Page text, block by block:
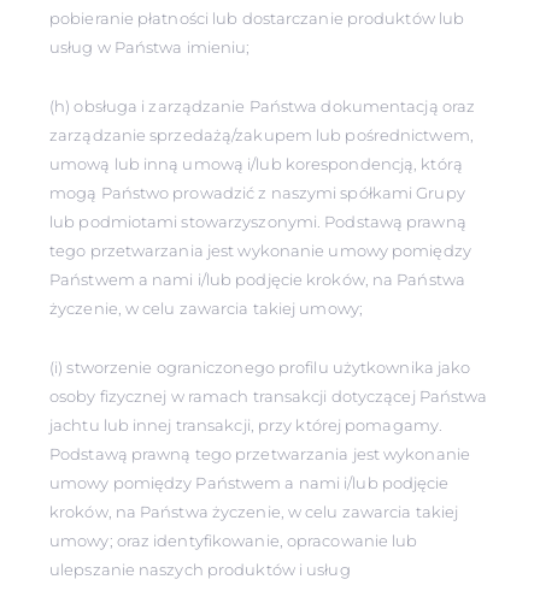
pobieranie płatności lub dostarczanie produktów lub
usług w Państwa imieniu;
(h) obsługa i zarządzanie Państwa dokumentacją oraz
zarządzanie sprzedażą/zakupem lub pośrednictwem,
umową lub inną umową i/lub korespondencją, którą
mogą Państwo prowadzić z naszymi spółkami Grupy
lub podmiotami stowarzyszonymi. Podstawą prawną
tego przetwarzania jest wykonanie umowy pomiędzy
Państwem a nami i/lub podjęcie kroków, na Państwa
życzenie, w celu zawarcia takiej umowy;
(i) stworzenie ograniczonego profilu użytkownika jako
osoby fizycznej w ramach transakcji dotyczącej Państwa
jachtu lub innej transakcji, przy której pomagamy.
Podstawą prawną tego przetwarzania jest wykonanie
umowy pomiędzy Państwem a nami i/lub podjęcie
kroków, na Państwa życzenie, w celu zawarcia takiej
umowy; oraz identyfikowanie, opracowanie lub
ulepszanie naszych produktów i usług